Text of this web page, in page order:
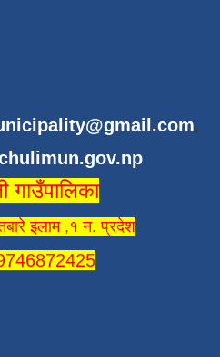
,
गाउँपालिका
इलाम ,१ न. प्रदेश